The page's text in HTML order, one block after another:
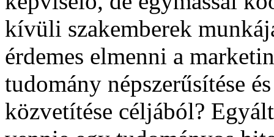
kívüli szakemberek
érdemes elmenni a
tudomány népszerűsítése
közvetítése céljából?